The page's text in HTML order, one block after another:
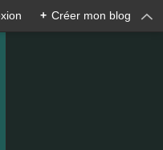
+ Créer mon blog